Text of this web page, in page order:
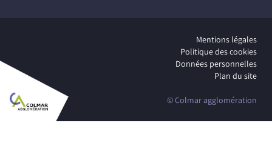
Mentions légales
Politique des cookies
Données personnelles
Plan du site
© Colmar agglomération